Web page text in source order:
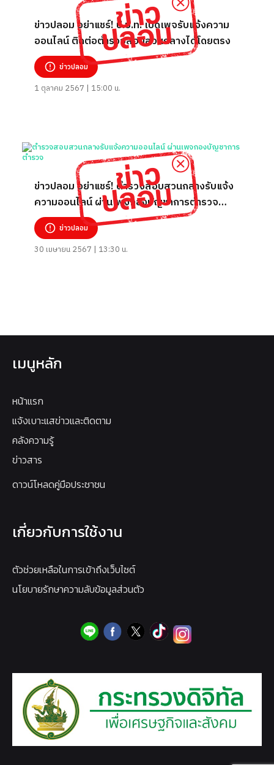
ข่าวปลอม อย่าแชร์! ป.ป.ท. เปิดเพจรับแจ้งความ
ออนไลน์ ติดต่อตำรวจสอบสวนกลางได้โดยตรง
ข่าวปลอม
1 ตุลาคม 2567 | 15:00 น.
ข่าวปลอม อย่าแชร์! ตำรวจสอบสวนกลางรับแจ้ง
ความออนไลน์ ผ่านเพจกองบัญชาการตำรวจ
สืบสวนสอบสวนอาชญากรรมทางเทคโนโลยี
ข่าวปลอม
30 เมษายน 2567 | 13:30 น.
เมนูหลัก
หน้าแรก
แจ้งเบาะแสข่าวและติดตาม
คลังความรู้
ข่าวสาร
ดาวน์โหลดคู่มือประชาชน
เกี่ยวกับการใช้งาน
ตัวช่วยเหลือในการเข้าถึงเว็บไซต์
นโยบายรักษาความลับข้อมูลส่วนตัว